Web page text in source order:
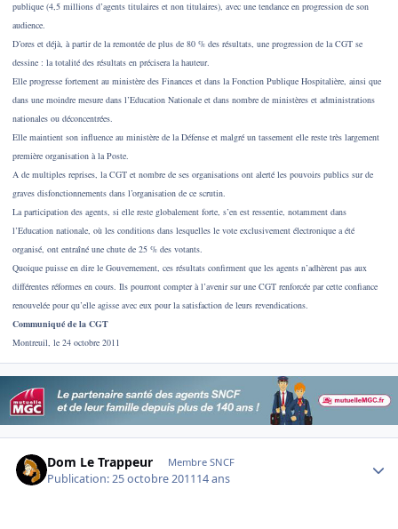
publique (4,5 millions d’agents titulaires et non titulaires), avec une tendance en progression de son
audience.
D’ores et déjà, à partir de la remontée de plus de 80 % des résultats, une progression de la CGT se
dessine : la totalité des résultats en précisera la hauteur.
Elle progresse fortement au ministère des Finances et dans la Fonction Publique Hospitalière, ainsi que
dans une moindre mesure dans l’Education Nationale et dans nombre de ministères et administrations
nationales ou déconcentrées.
Elle maintient son influence au ministère de la Défense et malgré un tassement elle reste très largement
première organisation à la Poste.
A de multiples reprises, la CGT et nombre de ses organisations ont alerté les pouvoirs publics sur de
graves disfonctionnements dans l’organisation de ce scrutin.
La participation des agents, si elle reste globalement forte, s’en est ressentie, notamment dans
l’Education nationale, où les conditions dans lesquelles le vote exclusivement électronique a été
organisé, ont entraîné une chute de 25 % des votants.
Quoique puisse en dire le Gouvernement, ces résultats confirment que les agents n’adhèrent pas aux
différentes réformes en cours. Ils pourront compter à l’avenir sur une CGT renforcée par cette confiance
renouvelée pour qu’elle agisse avec eux pour la satisfaction de leurs revendications.
Communiqué de la CGT
Montreuil, le 24 octobre 2011
Dom Le Trappeur Membre SNCF
Publication:25 octobre 201114 ans